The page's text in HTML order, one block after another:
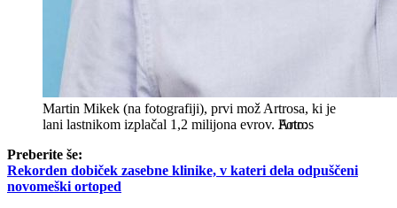
Martin Mikek (na fotografiji), prvi mož Artrosa, ki je
lani lastnikom izplačal 1,2 milijona evrov. Artros
Preberite še:
Rekorden dobiček zasebne klinike, v kateri dela odpuščeni
novomeški ortoped